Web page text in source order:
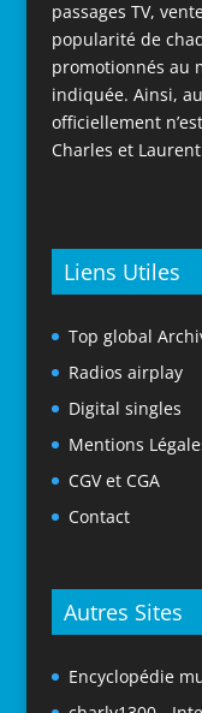
passages TV,
popularité de
promotionnés au
indiquée. Ainsi,
officiellement
Charles et
Liens Utiles
Top global
Radios airplay
Digital singles
Mentions
CGV et CGA
Contact
Autres Sites
Encyclopédie